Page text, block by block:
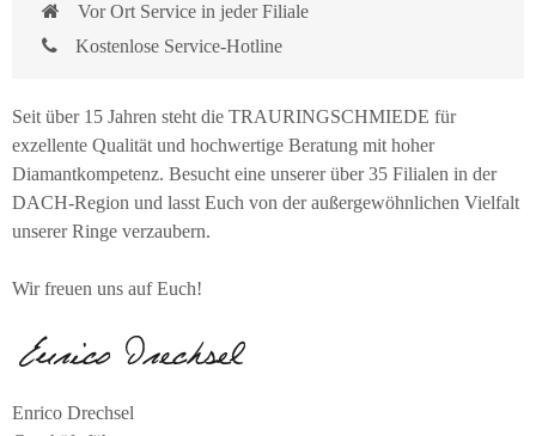
Vor Ort Service in jeder Filiale
Kostenlose Service-Hotline
Seit über 15 Jahren steht die TRAURINGSCHMIEDE für
exzellente Qualität und hochwertige Beratung mit hoher
Diamantkompetenz. Besucht eine unserer über 35 Filialen in der
DACH-Region und lasst Euch von der außergewöhnlichen Vielfalt
unserer Ringe verzaubern.
Wir freuen uns auf Euch!
Enrico Drechsel